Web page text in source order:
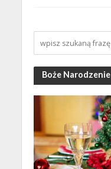
Boże Narodzenie